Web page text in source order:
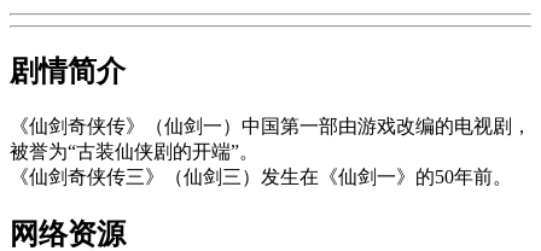
剧情简介
《仙剑奇侠传》（仙剑一）中国第一部由游戏改编的电视剧，
被誉为“古装仙侠剧的开端”。
《仙剑奇侠传三》（仙剑三）发生在《仙剑一》的50年前。
网络资源